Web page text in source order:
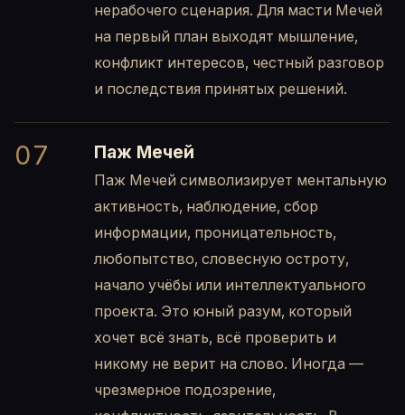
нерабочего сценария. Для масти Мечей
на первый план выходят мышление,
конфликт интересов, честный разговор
и последствия принятых решений.
07 Паж Мечей
Паж Мечей символизирует ментальную
активность, наблюдение, сбор
информации, проницательность,
любопытство, словесную остроту,
начало учёбы или интеллектуального
проекта. Это юный разум, который
хочет всё знать, всё проверить и
никому не верит на слово. Иногда —
чрезмерное подозрение,